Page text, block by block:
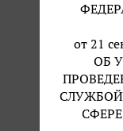
от 21
ОБ
СЛУЖБОЙ